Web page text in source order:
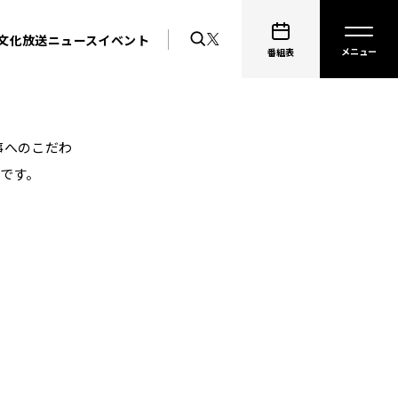
化放送ニュースイベント
番組表
のこだわ
す。